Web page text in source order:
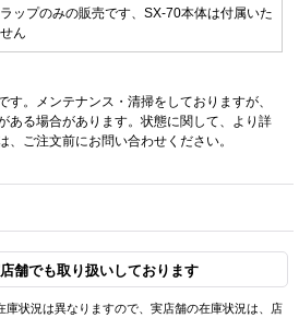
ップのみの販売です、SX-70本体は付属いた
ん
す。メンテナンス・清掃をしておりますが、
ある場合があります。状態に関して、より詳
、ご注文前にお問い合わせください。
舗でも取り扱いしております
庫状況は異なりますので、実店舗の在庫状況は、店